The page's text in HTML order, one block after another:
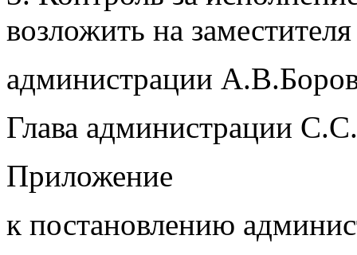
возложить на
администрации
Глава администрации
Приложение
к постановлению